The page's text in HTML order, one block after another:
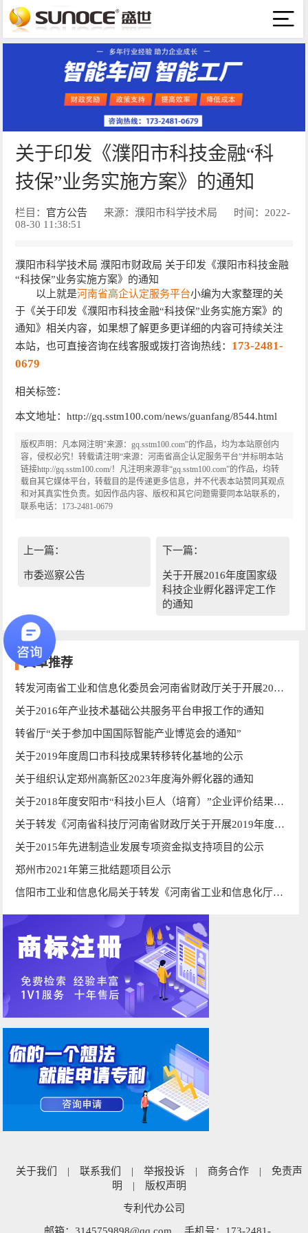
关于印发《濮阳市科技金融“科
技保”业务实施方案》的通知
栏目： 官方公告 来源：濮阳市科学技术局
时间：2022-
08-30 11:38:51
濮阳市科学技术局 濮阳市财政局 关于印发《濮阳市科技金融
“科技保”业务实施方案》的通知
以上就是河南省高企认定服务平台小编为大家整理的关
于《关于印发《濮阳市科技金融“科技保”业务实施方案》的
通知》相关内容，如果想了解更多更详细的内容可持续关注
本站，也可直接咨询在线客服或拨打咨询热线： 173-2481-
0679
相关标签：
本文地址：http://gq.sstm100.com/news/guanfang/8544.html
版权声明：凡本网注明"来源：gq.sstm100.com”的作品，均为本站原创内
容，侵权必究！转载请注明“来源：河南省高企认定服务平台”并标明本站
链接http://gq.sstm100.com/！凡注明来源非“gq.sstm100.com”的作品，均转
载自其它媒体平台，转载目的是传递更多信息，并不代表本站赞同其观点
和对其真实性负责。如因作品内容、版权和其它问题需要同本站联系的，
联系电话：173-2481-0679
上一篇：
市委巡察公告
下一篇：
关于开展2016年度国家级
科技企业孵化器评定工作
的通知
文章推荐
转发河南省工业和信息化委员会河南省财政厅关于开展2018年河南省智能车间智能工厂和工业互联网平台申报工作的通知
关于2016年产业技术基础公共服务平台申报工作的通知
转省厅“关于参加中国国际智能产业博览会的通知”
关于2019年度周口市科技成果转移转化基地的公示
关于组织认定郑州高新区2023年度海外孵化器的通知
关于2018年度安阳市“科技小巨人（培育）”企业评价结果的公示
关于转发《河南省科技厅河南省财政厅关于开展2019年度企业研发投入预算备案工作的通知》的通知
关于2015年先进制造业发展专项资金拟支持项目的公示
郑州市2021年第三批结题项目公示
信阳市工业和信息化局关于转发《河南省工业和信息化厅办公室关于举行河南工业云创新服务平台启动仪式暨工业
关于我们 | 联系我们 | 举报投诉 | 商务合作 |
免责声
明
| 版权声明
专利代办公司